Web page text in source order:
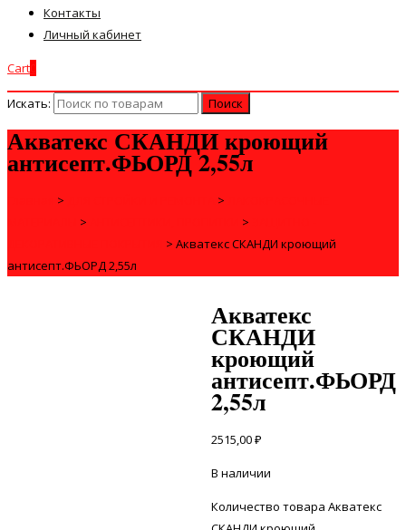
Контакты
Личный кабинет
Cart
Искать:
Акватекс СКАНДИ кроющий
антисепт.ФЬОРД 2,55л
> >
> >
> Акватекс СКАНДИ кроющий
антисепт.ФЬОРД 2,55л
Акватекс
СКАНДИ
кроющий
антисепт.ФЬОРД
2,55л
2515,00₽
В наличии
Количество товара Акватекс